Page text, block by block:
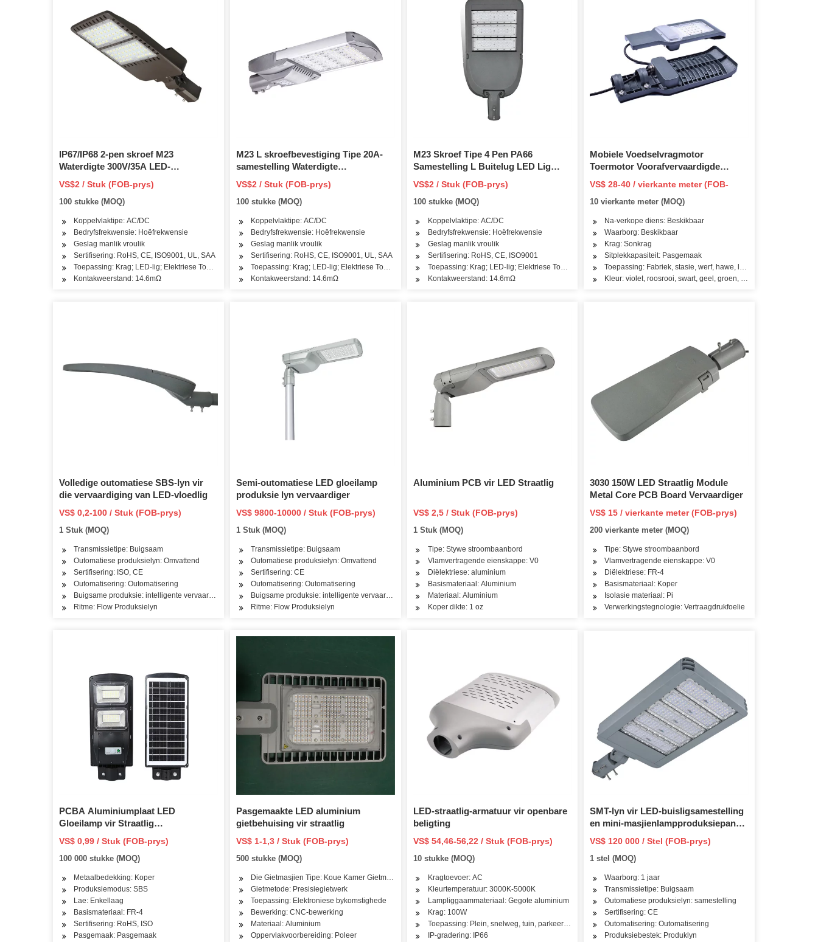
IP67/IP68 2-pen skroef M23
Waterdigte 300V/35A LED-
strookverbindings
VS$2 / Stuk (FOB-prys)
100 stukke (MOQ)
Koppelvlaktipe: AC/DC
Bedryfsfrekwensie: Hoëfrekwensie
Geslag manlik vroulik
Sertifisering: RoHS, CE, ISO9001, UL, SAA
Toepassing: Krag; LED-lig; Elektriese Toerusting
Kontakweerstand: 14.6mΩ
M23 L skroefbevestiging Tipe 20A-
samestelling Waterdigte
kragkabelverbinding vir tuinbeligting
VS$2 / Stuk (FOB-prys)
100 stukke (MOQ)
Koppelvlaktipe: AC/DC
Bedryfsfrekwensie: Hoëfrekwensie
Geslag manlik vroulik
Sertifisering: RoHS, CE, ISO9001, UL, SAA
Toepassing: Krag; LED-lig; Elektriese Toerusting
Kontakweerstand: 14.6mΩ
M23 Skroef Tipe 4 Pen PA66
Samestelling L Buitelug LED Lig
Waterdigte Elektriese Kabel
Connector
VS$2 / Stuk (FOB-prys)
100 stukke (MOQ)
Koppelvlaktipe: AC/DC
Bedryfsfrekwensie: Hoëfrekwensie
Geslag manlik vroulik
Sertifisering: RoHS, CE, ISO9001
Toepassing: Krag; LED-lig; Elektriese Toerusting
Kontakweerstand: 14.6mΩ
Mobiele Voedselvragmotor
Toermotor Voorafvervaardigde
Huismotors Ontspanningshuis
VS$ 28-40 / vierkante meter (FOB-
10 vierkante meter (MOQ)
Na-verkope diens: Beskikbaar
Waarborg: Beskikbaar
Krag: Sonkrag
Sitplekkapasiteit: Pasgemaak
Toepassing: Fabriek, stasie, werf, hawe, lughawe,
Kleur: violet, roosrooi, swart, geel, groen, blou, rooi, wit
Volledige outomatiese SBS-lyn vir
die vervaardiging van LED-vloedlig
VS$ 0,2-100 / Stuk (FOB-prys)
1 Stuk (MOQ)
Transmissietipe: Buigsaam
Outomatiese produksielyn: Omvattend
Sertifisering: ISO, CE
Outomatisering: Outomatisering
Buigsame produksie: intelligente vervaardiging
Ritme: Flow Produksielyn
Semi-outomatiese LED gloeilamp
produksie lyn vervaardiger
VS$ 9800-10000 / Stuk (FOB-prys)
1 Stuk (MOQ)
Transmissietipe: Buigsaam
Outomatiese produksielyn: Omvattend
Sertifisering: CE
Outomatisering: Outomatisering
Buigsame produksie: intelligente vervaardiging
Ritme: Flow Produksielyn
Aluminium PCB vir LED Straatlig
VS$ 2,5 / Stuk (FOB-prys)
1 Stuk (MOQ)
Tipe: Stywe stroombaanbord
Vlamvertragende eienskappe: V0
Diëlektriese: aluminium
Basismateriaal: Aluminium
Materiaal: Aluminium
Koper dikte: 1 oz
3030 150W LED Straatlig Module
Metal Core PCB Board Vervaardiger
VS$ 15 / vierkante meter (FOB-prys)
200 vierkante meter (MOQ)
Tipe: Stywe stroombaanbord
Vlamvertragende eienskappe: V0
Diëlektriese: FR-4
Basismateriaal: Koper
Isolasie materiaal: Pi
Verwerkingstegnologie: Vertraagdrukfoelie
PCBA Aluminiumplaat LED
Gloeilamp vir Straatlig
Kantoorbeligting 5W 7W LED PCBA
VS$ 0,99 / Stuk (FOB-prys)
100 000 stukke (MOQ)
Metaalbedekking: Koper
Produksiemodus: SBS
Lae: Enkellaag
Basismateriaal: FR-4
Sertifisering: RoHS, ISO
Pasgemaak: Pasgemaak
Pasgemaakte LED aluminium
gietbehuising vir straatlig
VS$ 1-1,3 / Stuk (FOB-prys)
500 stukke (MOQ)
Die Gietmasjien Tipe: Koue Kamer Gietmasjien
Gietmetode: Presisiegietwerk
Toepassing: Elektroniese bykomstighede
Bewerking: CNC-bewerking
Materiaal: Aluminium
Oppervlakvoorbereiding: Poleer
LED-straatlig-armatuur vir openbare
beligting
VS$ 54,46-56,22 / Stuk (FOB-prys)
10 stukke (MOQ)
Kragtoevoer: AC
Kleurtemperatuur: 3000K-5000K
Lampliggaammateriaal: Gegote aluminium
Krag: 100W
Toepassing: Plein, snelweg, tuin, parkeerterrein
IP-gradering: IP66
SMT-lyn vir LED-buisligsamestelling
en mini-masjienlampproduksiepaneel
Plafonstraat nie-standaard
outomaties
VS$ 120 000 / Stel (FOB-prys)
1 stel (MOQ)
Waarborg: 1 jaar
Transmissietipe: Buigsaam
Outomatiese produksielyn: samestelling
Sertifisering: CE
Outomatisering: Outomatisering
Produksiebestek: Produklyn